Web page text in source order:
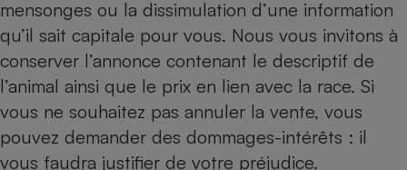
mensonges ou la dissimulation d’une information
qu’il sait capitale pour vous. Nous vous invitons à
conserver l’annonce contenant le descriptif de
l’animal ainsi que le prix en lien avec la race. Si
vous ne souhaitez pas annuler la vente, vous
pouvez demander des dommages-intérêts : il
vous faudra justifier de votre préjudice.